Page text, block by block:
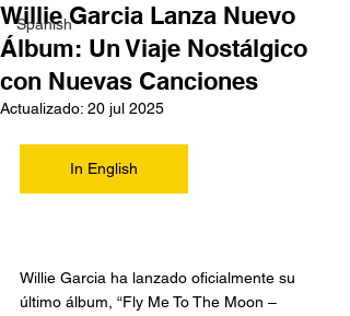
Spanish
Willie Garcia Lanza Nuevo
Álbum: Un Viaje Nostálgico
con Nuevas Canciones
Actualizado: 20 jul 2025
In English
Willie Garcia ha lanzado oficialmente su
último álbum, “Fly Me To The Moon –